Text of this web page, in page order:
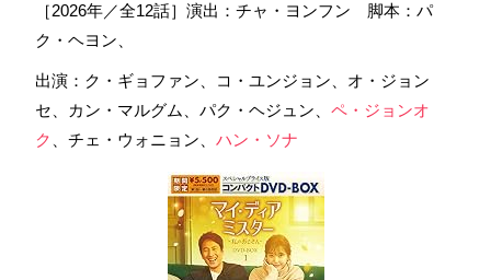
［2026年／全12話］演出：チャ・ヨンフン 脚本：パ
ク・ヘヨン、
出演：ク・ギョファン、コ・ユンジョン、オ・ジョン
セ、カン・マルグム、パク・ヘジュン、 ペ・ジョンオ
ク
、チェ・ウォニョン、 ハン・ソナ